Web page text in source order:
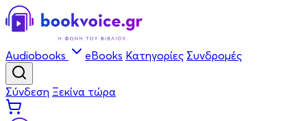
Audiobooks eBooks Κατηγορίες Συνδρομές
Σύνδεση Ξεκίνα τώρα